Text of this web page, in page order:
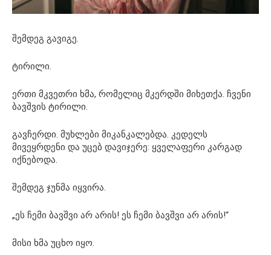
შემდეგ გავიგე.
ტირილი.
ერთი მკვეთრი ხმა, რომელიც მკერდში მიხეთქა. ჩვენი
ბავშვის ტირილი.
გავჩერდი. მუხლები მიკანკალებდა. კედელს
მივეყრდენი და უცებ დავიჯერე: ყველაფერი კარგად
იქნებოდა.
შემდეგ ჯუნმა იყვირა.
„ეს ჩემი ბავშვი არ არის! ეს ჩემი ბავშვი არ არის!“
მისი ხმა უცხო იყო.